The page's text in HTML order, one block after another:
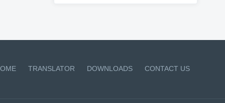
TRANSLATOR DOWNLOADS CONTACT US